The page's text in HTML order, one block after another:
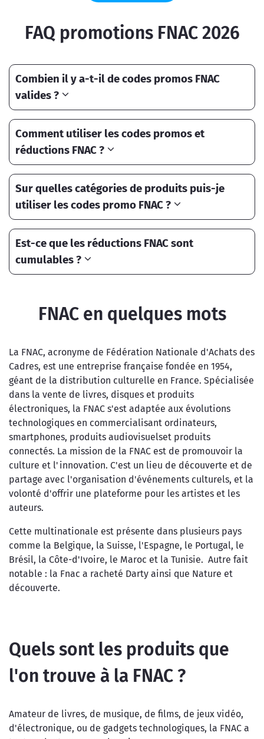
FAQ promotions FNAC 2026
Combien il y a-t-il de codes promos FNAC
valides ?
Comment utiliser les codes promos et
réductions FNAC ?
Sur quelles catégories de produits puis-je
utiliser les codes promo FNAC ?
Est-ce que les réductions FNAC sont
cumulables ?
FNAC en quelques mots
La FNAC, acronyme de Fédération Nationale d'Achats des
Cadres, est une entreprise française fondée en 1954,
géant de la distribution culturelle en France. Spécialisée
dans la vente de livres, disques et produits
électroniques, la FNAC s'est adaptée aux évolutions
technologiques en commercialisant ordinateurs,
smartphones, produits audiovisuelset produits
connectés. La mission de la FNAC est de promouvoir la
culture et l'innovation. C'est un lieu de découverte et de
partage avec l'organisation d'événements culturels, et la
volonté d'offrir une plateforme pour les artistes et les
auteurs.
Cette multinationale est présente dans plusieurs pays
comme la Belgique, la Suisse, l'Espagne, le Portugal, le
Brésil, la Côte-d'Ivoire, le Maroc et la Tunisie. Autre fait
notable : la Fnac a racheté Darty ainsi que Nature et
découverte.
Quels sont les produits que
l'on trouve à la FNAC ?
Amateur de livres, de musique, de films, de jeux vidéo,
d'électronique, ou de gadgets technologiques, la FNAC a